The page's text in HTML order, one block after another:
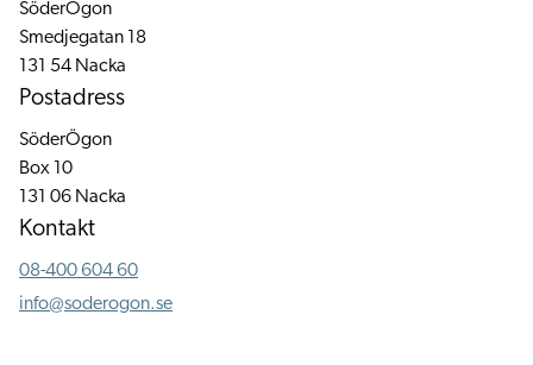
SöderÖgon
Smedjegatan 18
131 54 Nacka
Postadress
SöderÖgon
Box 10
131 06 Nacka
Kontakt
08-400 604 60
info@soderogon.se